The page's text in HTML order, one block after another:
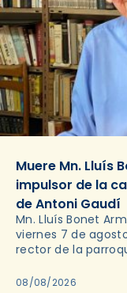
Muere Mn. Lluís
impulsor de la
de Antoni Gaudí
Mn. Lluís Bonet
viernes 7 de
rector de la
08/08/2026